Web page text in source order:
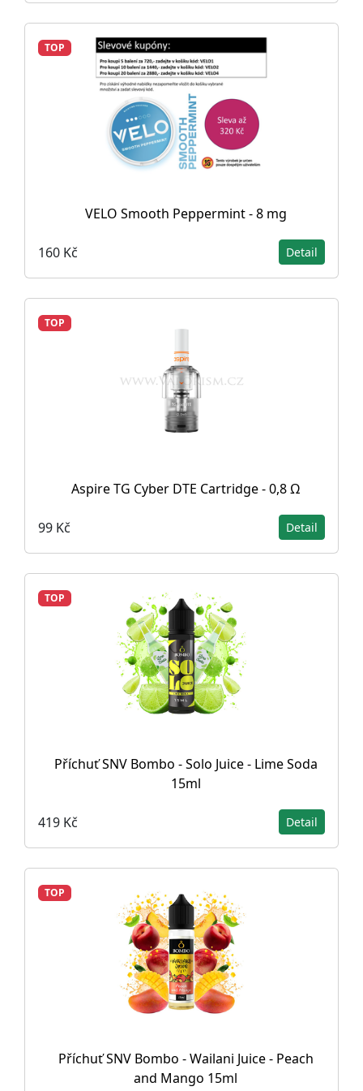
TOP
VELO Smooth Peppermint - 8 mg
160 Kč Detail
TOP
Aspire TG Cyber DTE Cartridge - 0,8 Ω
99 Kč Detail
TOP
Příchuť SNV Bombo - Solo Juice - Lime Soda
15ml
419 Kč Detail
TOP
Příchuť SNV Bombo - Wailani Juice - Peach
and Mango 15ml